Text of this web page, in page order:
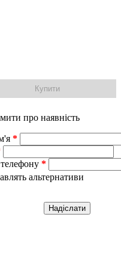
Купити
про наявність
альтернативи
Надіслати